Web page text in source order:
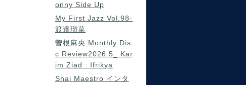
onny Side Up
My First Jazz Vol.98-
渡邉瑠菜
曽根麻央 Monthly Dis
c Review2026.5_ Kar
im Ziad : Ifrikya
Shai Maestro インタ